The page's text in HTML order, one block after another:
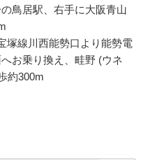
鳥居駅、右手に大阪青山
塚線川西能勢口より能勢電
お乗り換え、畦野 (ウネ
約300m